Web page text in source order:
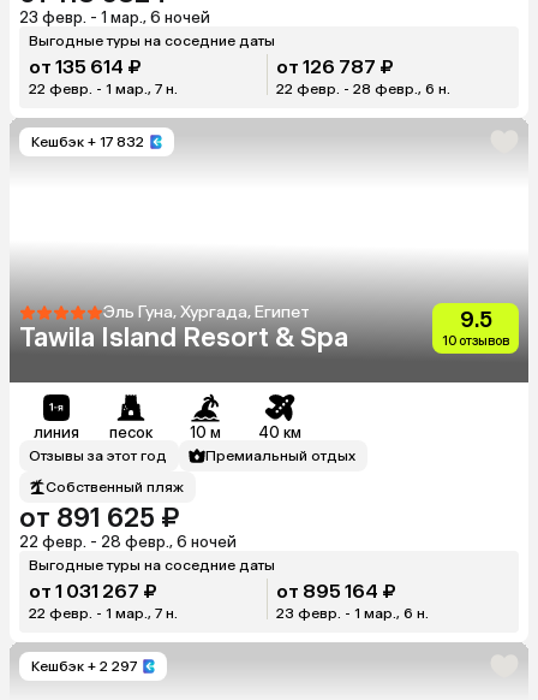
23 февр. - 1 мар., 6 ночей
Выгодные туры на соседние даты
от 135 614 ₽
22 февр. - 1 мар., 7 н.
от 126 787 ₽
22 февр. - 28 февр., 6 н.
Кешбэк + 17 832
Эль Гуна, Хургада, Египет
Tawila Island Resort & Spa
9.5
10 отзывов
линия песок 10 м 40 км
Отзывы за этот год
Премиальный отдых
Собственный пляж
от 891 625 ₽
22 февр. - 28 февр., 6 ночей
Выгодные туры на соседние даты
от 1 031 267 ₽
22 февр. - 1 мар., 7 н.
от 895 164 ₽
23 февр. - 1 мар., 6 н.
Кешбэк + 2 297